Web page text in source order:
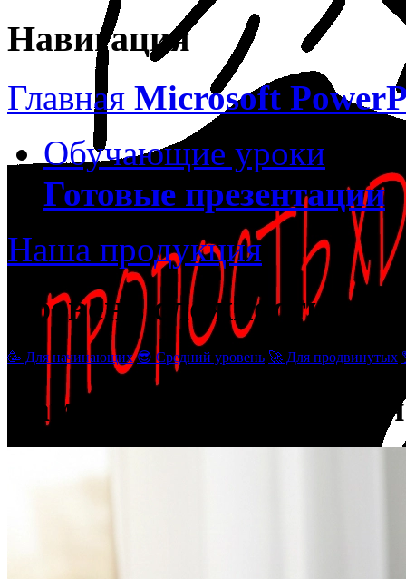
Навигация
Главная Microsoft
Обучающие уроки
Готовые презентации
Наша продукция
Уровень сложности
🥳 Для начинающих 😎 Средний уровень 🚀 Для продвинутых
Вам может понравиться